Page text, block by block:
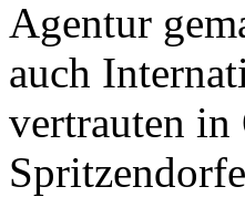
Agentur
auch
vertrauten in